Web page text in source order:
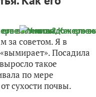
за советом. Я в
Посадила
такое
по мере
сухости почвы.